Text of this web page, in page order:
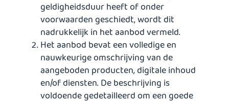
geldigheidsduur heeft of onder
voorwaarden geschiedt, wordt dit
nadrukkelijk in het aanbod vermeld.
Het aanbod bevat een volledige en
nauwkeurige omschrijving van de
aangeboden producten, digitale inhoud
en/of diensten. De beschrijving is
voldoende gedetailleerd om een goede